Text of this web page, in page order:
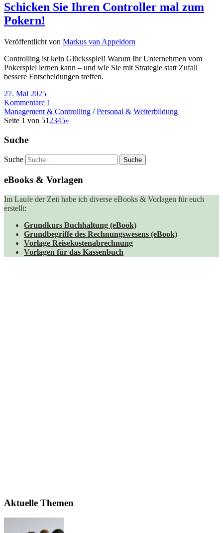
Schicken Sie Ihren Controller mal zum
Pokern!
Veröffentlicht von Markus van Appeldorn
Controlling ist kein Glücksspiel! Warum Ihr Unternehmen vom
Pokerspiel lernen kann – und wie Sie mit Strategie statt Zufall
bessere Entscheidungen treffen.
27. Mai 2025
Kommentare 1
Management & Controlling /Personal & Weiterbildung
Seite 1 von 51 2345»
Suche
Suche
eBooks & Vorlagen
Im Laufe der Zeit habe ich diverse eBooks & Vorlagen für euch
erstellt:
Grundkurs Buchhaltung (eBook)
Grundbegriffe des Rechnungswesens (eBook)
Vorlage Reisekostenabrechnung
Vorlagen für das Kassenbuch
Aktuelle Themen